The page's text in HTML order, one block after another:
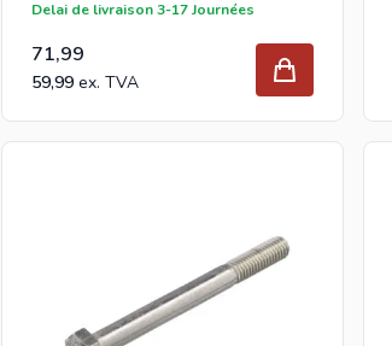
Delai de livraison 3-17 Journées
71,99
59,99